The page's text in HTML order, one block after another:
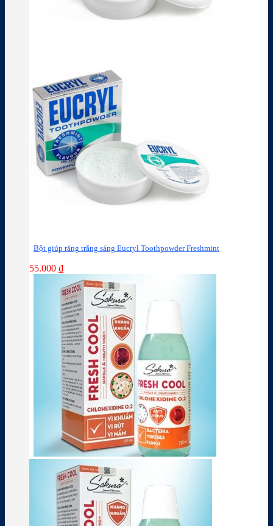
Bột giúp răng trắng sáng Eucryl Toothpowder Freshmint
55.000 ₫